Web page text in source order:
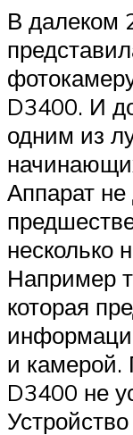
В далеком
D3400. И
одним из
Аппарат не
несколько
Например
которая
и камерой.
D3400 не